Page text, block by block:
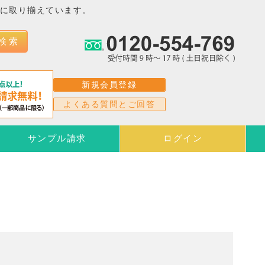
取り揃えています。
索
新規会員登録
よくある質問とご回答
サンプル請求 ログイン